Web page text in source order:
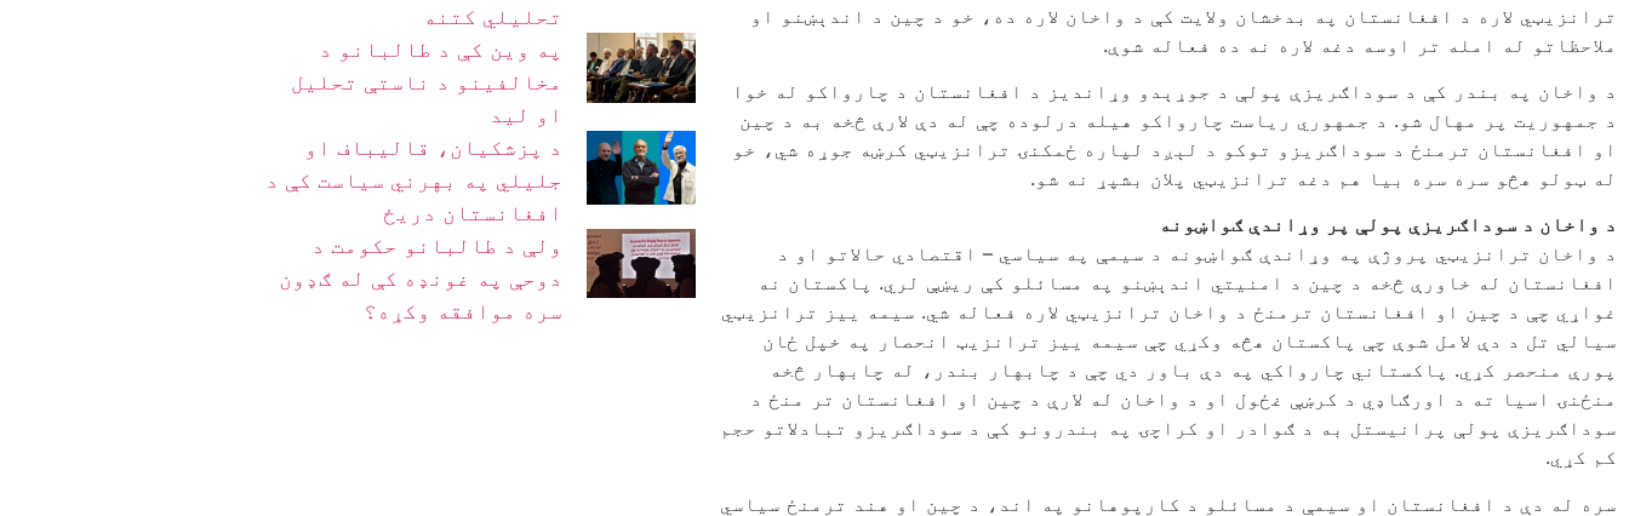
ترانزیټي لاره د افغانستان په بدخشان ولایت کې د واخان لاره ده، خو د چین د اندېښنو او
ملاحظاتو له امله تر اوسه دغه لاره نه ده فعاله شوې.
د واخان په بندر کې د سوداګریزې پولې د جوړېدو وړاندیز د افغانستان د چارواکو له خوا
د جمهوریت پر مهال شو. د جمهوري ریاست چارواکو هیله درلوده چې له دې لارې څخه به د چین
او افغانستان ترمنځ د سوداګریزو توکو د لېږد لپاره ځمکنۍ ترانزیټي کرښه جوړه شي، خو
له ټولو هڅو سره سره بیا هم دغه ترانزیټي پلان بشپړ نه شو.
د واخان د سوداګریزې پولې پر وړاندې ګواښونه
د واخان ترانزیټي پروژې په وړاندې ګواښونه د سیمې په سیاسي – اقتصادي حالاتو او د
افغانستان له خاورې څخه د چین د امنیتي اندېښنو په مسائلو کې ریښې لري. پاکستان نه
غواړي چې د چین او افغانستان ترمنځ د واخان ترانزیټي لاره فعاله شي. سیمه ییز ترانزیټي
سیالي تل د دې لامل شوې چې پاکستان هڅه وکړي چې سیمه ییز ترانزیټ انحصار په خپل ځان
پورې منحصر کړي. پاکستاني چارواکي په دې باور دي چې د چابهار بندر، له چابهار څخه
منځنۍ اسیا ته د اورګاډي د کرښې غځول او د واخان له لارې د چین او افغانستان تر منځ د
سوداګریزې پولې پرانیستل به د ګوادر او کراچۍ په بندرونو کې د سوداګریزو تبادلاتو حجم
کم کړي.
سره له دې د افغانستان او سیمې د مسائلو د کارپوهانو په اند، د چین او هند ترمنځ سیاسي
تحلیلي کتنه
په وین کې د طالبانو د
مخالفینو د ناستې تحلیل
او لید
د پزشکیان، قالیباف او
جلیلي په بهرني سیاست کې د
افغانستان دریځ
ولې د طالبانو حکومت د
دوحې په غونډه کې له ګډون
سره موافقه وکړه؟